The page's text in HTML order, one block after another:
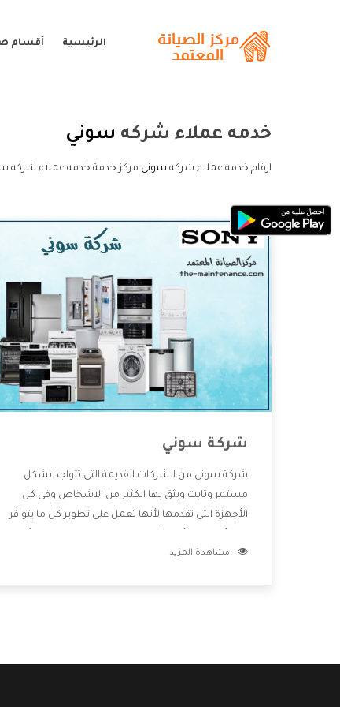
الرئيسية أقسام
خدمه عملاء شركه سوني
ارقام خدمه عملاء شركه سوني مركز خدمة خدمه عملاء شركه
شركة سوني
شركة سوني من الشركات القديمة التى تتواجد بشكل
مستمر وثابت ويثق بها الكثير من الاشخاص وفى كل
الأجهزة التى تقدمها لأنها تعمل على تطوير كل ما يتوافر
خدمات ما بعد البيع مع المنتجات وتقدم للعملاء أقوى
مشاهدة المزيد